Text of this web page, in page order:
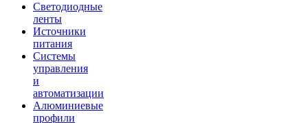
Светодиодные
ленты
Источники
питания
Системы
управления
и
автоматизации
Алюминиевые
профили